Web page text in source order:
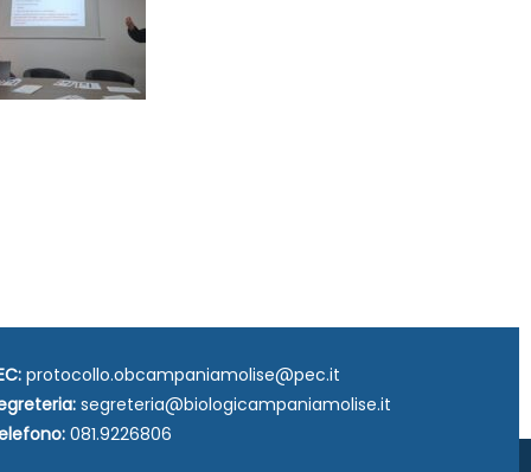
protocollo.obcampaniamolise@pec.it
segreteria@biologicampaniamolise.it
081.9226806